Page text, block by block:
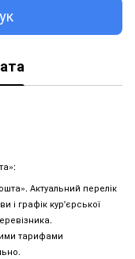
Актуальний перелік
і графік кур'єрської
тарифами